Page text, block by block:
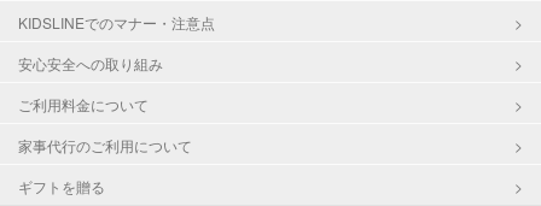
KIDSLINEでのマナー・注意点
安心安全への取り組み
ご利用料金について
家事代行のご利用について
ギフトを贈る